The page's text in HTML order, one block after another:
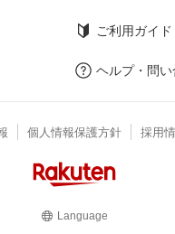
ご利用ガイド
ヘルプ・問
個人情報保護方針 採用
Language